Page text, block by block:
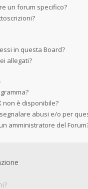
un forum specifico?
in questa Board?
allegati?
non è disponibile?
abusi e/o per
amministratore del